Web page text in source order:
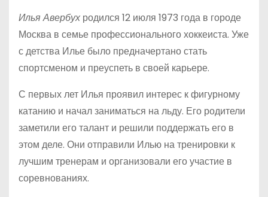
Илья Авербух родился 12 июля 1973 года в городе
Москва в семье профессионального хоккеиста. Уже
с детства Илье было предначертано стать
спортсменом и преуспеть в своей карьере.
С первых лет Илья проявил интерес к фигурному
катанию и начал заниматься на льду. Его родители
заметили его талант и решили поддержать его в
этом деле. Они отправили Илью на тренировки к
лучшим тренерам и организовали его участие в
соревнованиях.